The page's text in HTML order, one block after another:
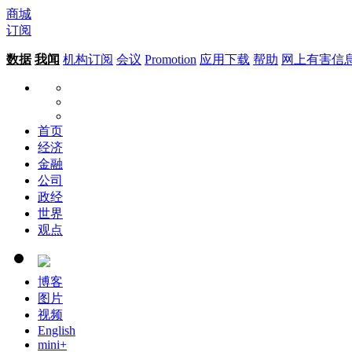
商城
订阅
数据 我闻 机构订阅 会议 Promotion 应用下载 帮助 网上有害信
首页
经济
金融
公司
政经
世界
观点
博客
图片
视频
English
mini+